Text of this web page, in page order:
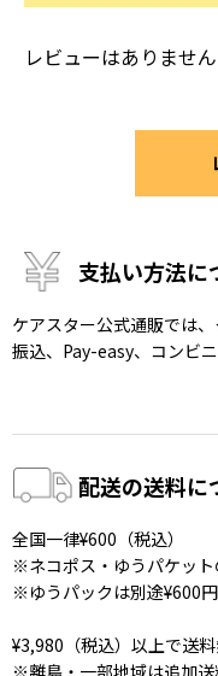
レビューはありません
支払い方法に
ケアスター公式通販では
振込、Pay-easy、コンビ
配送の送料に
全国一律¥600（税込）
※ネコポス・ゆうパケット
※ゆうパックは別途¥600円
¥3,980（税込）以上で送料
※離島・一部地域は追加送